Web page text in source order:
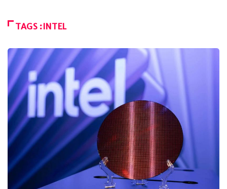
TAGS :INTEL